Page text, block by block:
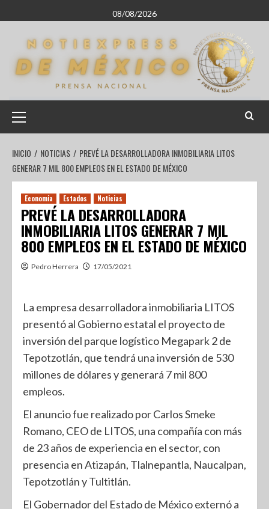
08/08/2026
INICIO NOTICIAS
PREVÉ LA DESARROLLADORA INMOBILIARIA LITOS
GENERAR 7 MIL 800 EMPLEOS EN EL ESTADO DE MÉXICO
Economia Estados Noticias
PREVÉ LA DESARROLLADORA
INMOBILIARIA LITOS GENERAR 7 MIL
800 EMPLEOS EN EL ESTADO DE MÉXICO
Pedro Herrera 17/05/2021
La empresa desarrolladora inmobiliaria LITOS
presentó al Gobierno estatal el proyecto de
inversión del parque logístico Megapark 2 de
Tepotzotlán, que tendrá una inversión de 530
millones de dólares y generará 7 mil 800
empleos.
El anuncio fue realizado por Carlos Smeke
Romano, CEO de LITOS, una compañía con más
de 23 años de experiencia en el sector, con
presencia en Atizapán, Tlalnepantla, Naucalpan,
Tepotzotlán y Tultitlán.
El Gobernador del Estado de México externó a